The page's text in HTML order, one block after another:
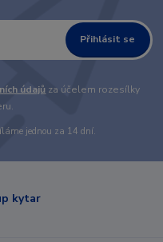
Přihlásit se
údajů za účelem rozesílky
jednou za 14 dní.
kytar